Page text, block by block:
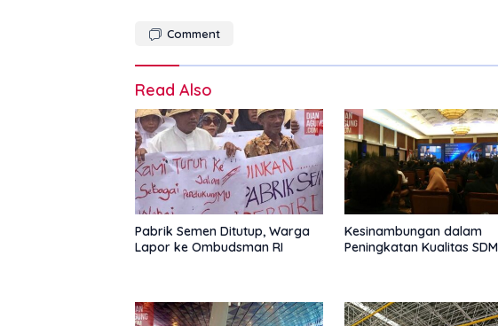
Comment
Read Also
Pabrik Semen Ditutup, Warga
Lapor ke Ombudsman RI
Kesinambungan dalam
Peningkatan Kualitas SDM